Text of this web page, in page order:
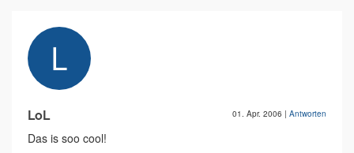
LoL 01. Apr. 2006 | Antworten
Das is soo cool!